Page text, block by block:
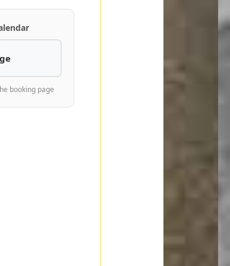
booking page